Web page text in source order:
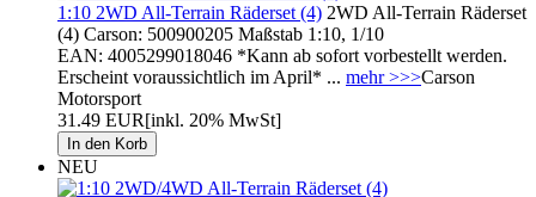
1:10 2WD All-Terrain Räderset (4) 2WD All-Terrain Räderset
(4) Carson: 500900205 Maßstab 1:10, 1/10
EAN: 4005299018046 *Kann ab sofort vorbestellt werden.
Erscheint voraussichtlich im April* ... mehr >>>Carson
Motorsport
31.49 EUR[inkl. 20% MwSt]
NEU